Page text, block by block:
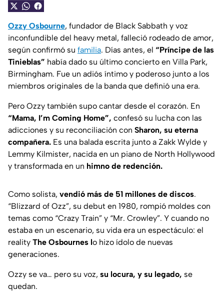
Ozzy Osbourne, fundador de Black Sabbath y voz
inconfundible del heavy metal, falleció rodeado de amor,
según confirmó su familia. Días antes, el “Príncipe de las
Tinieblas” había dado su último concierto en Villa Park,
Birmingham. Fue un adiós íntimo y poderoso junto a los
miembros originales de la banda que definió una era.
Pero Ozzy también supo cantar desde el corazón. En
“Mama, I’m Coming Home”, confesó su lucha con las
adicciones y su reconciliación con Sharon, su eterna
compañera. Es una balada escrita junto a Zakk Wylde y
Lemmy Kilmister, nacida en un piano de North Hollywood
y transformada en un himno de redención.
Como solista, vendió más de 51 millones de discos.
“Blizzard of Ozz”, su debut en 1980, rompió moldes con
temas como “Crazy Train” y “Mr. Crowley”. Y cuando no
estaba en un escenario, su vida era un espectáculo: el
reality The Osbournes lo hizo ídolo de nuevas
generaciones.
Ozzy se va… pero su voz, su locura, y su legado, se
quedan.